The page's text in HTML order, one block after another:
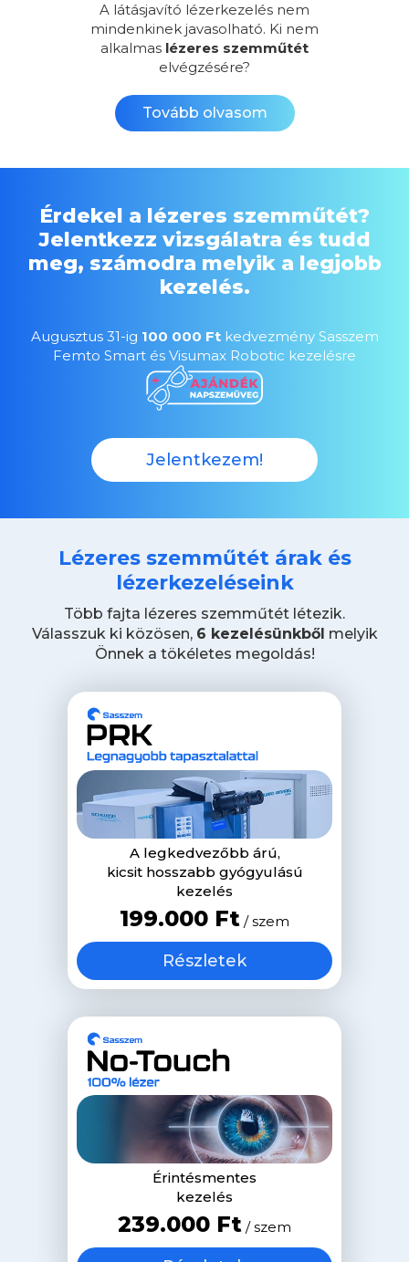
A látásjavító lézerkezelés nem
mindenkinek javasolható. Ki nem
alkalmas lézeres szemműtét
elvégzésére?
Tovább olvasom
Érdekel a lézeres szemműtét?
Jelentkezz vizsgálatra és tudd
meg, számodra melyik a legjobb
kezelés.
Augusztus 31-ig 100 000 Ftkedvezmény Sasszem
Femto Smart és Visumax Robotic kezelésre
Jelentkezem!
Lézeres szemműtét árak és
lézerkezeléseink
Több fajta lézeres szemműtét létezik.
Válasszuk ki közösen, 6 kezelésünkből melyik
Önnek a tökéletes megoldás!
A legkedvezőbb árú,
kicsit hosszabb gyógyulású
kezelés
199.000 Ft / szem
Részletek
Érintésmentes
kezelés
239.000 Ft / szem